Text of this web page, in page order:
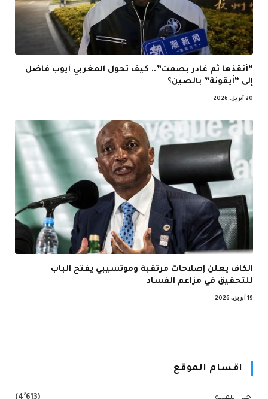
“أنقذها ثم غادر بصمت”.. كيف تحول المغربي أيوب فاضل
إلى “أيقونة” بالصين؟
20 أبريل، 2026
الكاف يعلن إصلاحات مرتقبة وموتسيبي يفتح الباب
للتحقيق في مزاعم الفساد
19 أبريل، 2026
اقسام الموقع